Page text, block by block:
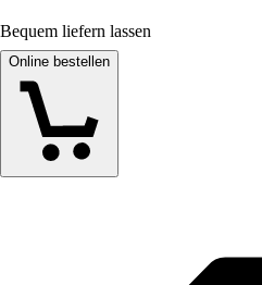
Bequem liefern lassen
Online bestellen